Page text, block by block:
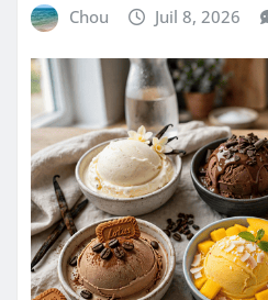
Chou Juil 8, 2026